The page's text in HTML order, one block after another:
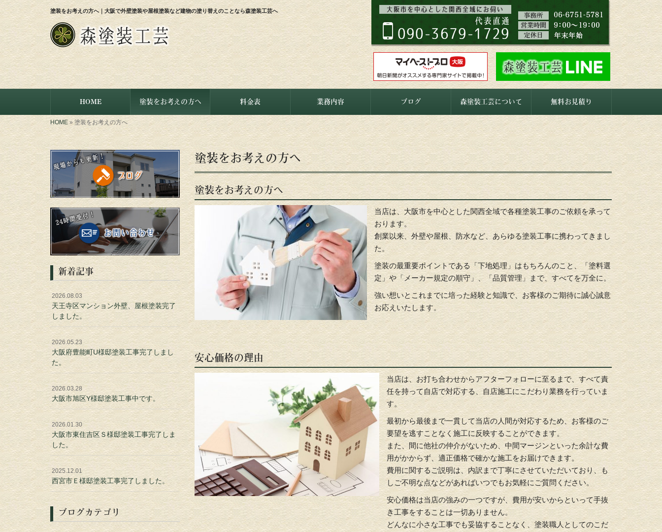
塗装をお考えの方へ｜大阪で外壁塗装や屋根塗装など建物の塗り替えのことなら森塗装工芸へ
HOME 塗装をお考えの方へ 料金表 業務内容 ブログ 森塗装工芸について 無料お見積り
HOME » 塗装をお考えの方へ
塗装をお考えの方へ
塗装をお考えの方へ
当店は、大阪市を中心とした関西全域で各種塗装工事のご依頼を承って
おります。
創業以来、外壁や屋根、防水など、あらゆる塗装工事に携わってきまし
た。
塗装の最重要ポイントである「下地処理」はもちろんのこと、「塗料選
定」や「メーカー規定の順守」、「品質管理」まで、すべてを万全に。
強い想いとこれまでに培った経験と知識で、お客様のご期待に誠心誠意
お応えいたします。
安心価格の理由
当店は、お打ち合わせからアフターフォローに至るまで、すべて責
任を持って自店で対応する、自店施工にこだわり業務を行っていま
す。
最初から最後まで一貫して当店の人間が対応するため、お客様のご
要望を逃すことなく施工に反映することができます。
また、間に他社の仲介がないため、中間マージンといった余計な費
用がかからず、適正価格で確かな施工をお届けできます。
費用に関するご説明は、内訳まで丁寧にさせていただいており、も
しご不明な点などがあればいつでもお気軽にご質問ください。
安心価格は当店の強みの一つですが、費用が安いからといって手抜
き工事をすることは一切ありません。
どんなに小さな工事でも妥協することなく、塗装職人としてのこだ
新着記事
2026.08.03
天王寺区マンション外壁、屋根塗装完了
しました。
2026.05.23
大阪府豊能町U様邸塗装工事完了しまし
た。
2026.03.28
大阪市旭区Y様邸塗装工事中です。
2026.01.30
大阪市東住吉区Ｓ様邸塗装工事完了しま
した。
2025.12.01
西宮市Ｅ様邸塗装工事完了しました。
ブログカテゴリ